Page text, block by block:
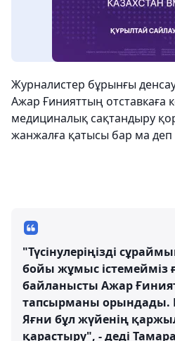
Журналистер бұрынғы
Ажар Ғинияттың отставкаға
медициналық сақтандыру
жанжалға қатысы бар ма деп
"Түсінулеріңізді
бойы жұмыс істемейміз
байланысты Ажар
тапсырманы орындады.
Яғни бұл жүйенің
қарастыру", - деді